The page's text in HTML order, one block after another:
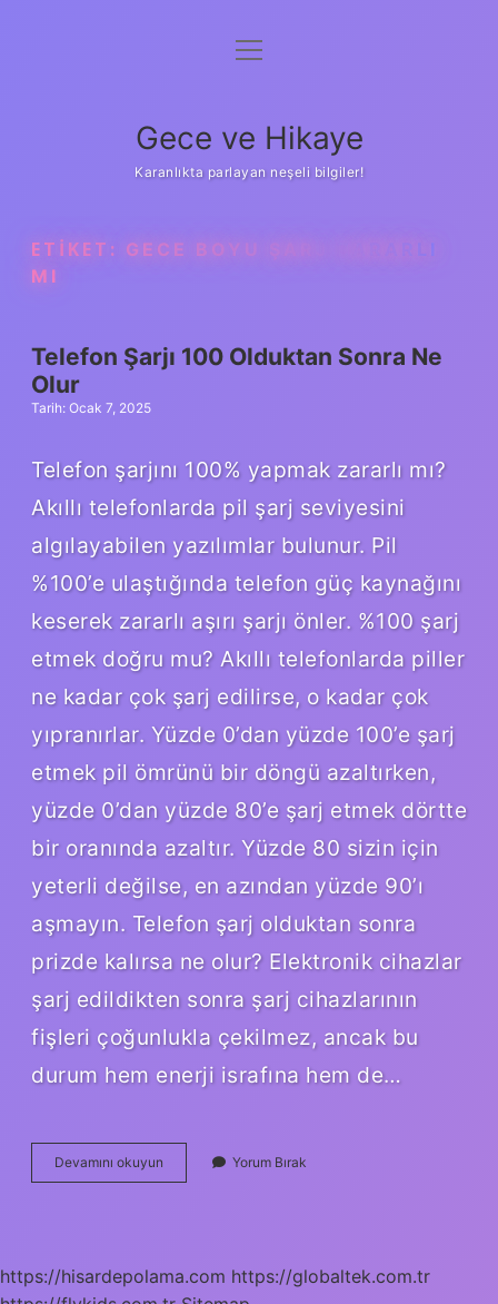
Anasayfa
Yasal Uyarı
menüyü
Gece ve Hikaye
Karanlıkta parlayan neşeli bilgiler!
ETIKET: GECE BOYU ŞARJ ZARARLI
MI
Telefon Şarjı 100 Olduktan Sonra Ne
Olur
Tarih: Ocak 7, 2025
Telefon şarjını 100% yapmak zararlı mı?
Akıllı telefonlarda pil şarj seviyesini
algılayabilen yazılımlar bulunur. Pil
%100’e ulaştığında telefon güç kaynağını
keserek zararlı aşırı şarjı önler. %100 şarj
etmek doğru mu? Akıllı telefonlarda piller
ne kadar çok şarj edilirse, o kadar çok
yıpranırlar. Yüzde 0’dan yüzde 100’e şarj
etmek pil ömrünü bir döngü azaltırken,
yüzde 0’dan yüzde 80’e şarj etmek dörtte
bir oranında azaltır. Yüzde 80 sizin için
yeterli değilse, en azından yüzde 90’ı
aşmayın. Telefon şarj olduktan sonra
prizde kalırsa ne olur? Elektronik cihazlar
şarj edildikten sonra şarj cihazlarının
fişleri çoğunlukla çekilmez, ancak bu
durum hem enerji israfına hem de…
Devamını okuyun
Şarjı
Olur
Yorum Bırak
https://hisardepolama.com https://globaltek.com.tr